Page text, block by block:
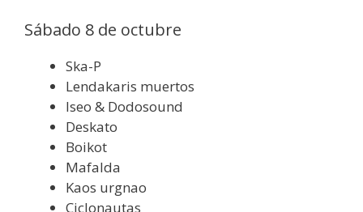
Sábado 8 de octubre
Ska-P
Lendakaris muertos
Iseo & Dodosound
Deskato
Boikot
Mafalda
Kaos urgnao
Ciclonautas